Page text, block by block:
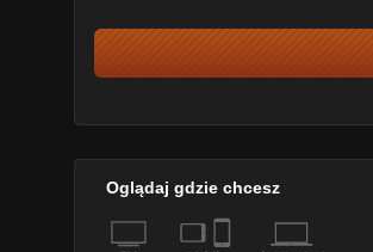
Oglądaj gdzie chcesz